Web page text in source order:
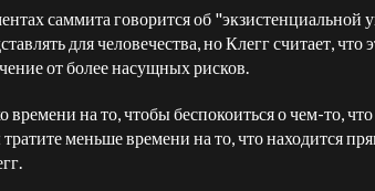
саммита говорится об "экзистенциальной
для человечества, но Клегг считает, что
от более насущных рисков.
времени на то, чтобы беспокоиться о чем-то, что
меньше времени на то, что находится